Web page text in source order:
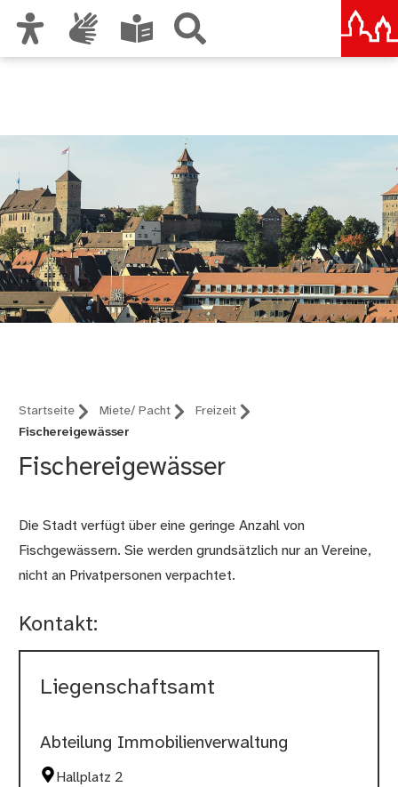
Startseite Miete/ Pacht
Freizeit
Fischereigewässer
Fischereigewässer
Die Stadt verfügt über eine geringe Anzahl von
Fischgewässern. Sie werden grundsätzlich nur an Vereine,
nicht an Privatpersonen verpachtet.
Kontakt:
Liegenschaftsamt
Abteilung Immobilienverwaltung
Hallplatz 2